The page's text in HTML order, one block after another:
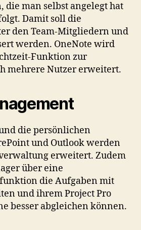
die man selbst angelegt hat
Damit soll die
den Team-Mitgliedern und
werden. OneNote wird
Funktion zur
mehrere Nutzer erweitert.
die persönlichen
und Outlook werden
erweitert. Zudem
über eine
die Aufgaben mit
und ihrem Project Pro
besser abgleichen können.